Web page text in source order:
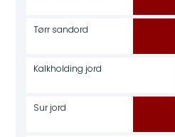
Tørr sandord
Kalkholding jord
Sur jord